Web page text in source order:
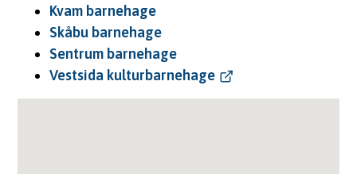
Kvam barnehage
Skåbu barnehage
Sentrum barnehage
Vestsida kulturbarnehage